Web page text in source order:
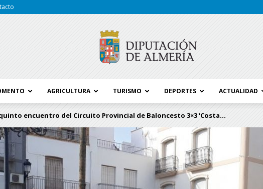
Diputación
AGRICULTURA TURISMO DEPORTES ACTUALIDAD
encuentro del Circuito Provincial de Baloncesto 3×3 ‘Costa...